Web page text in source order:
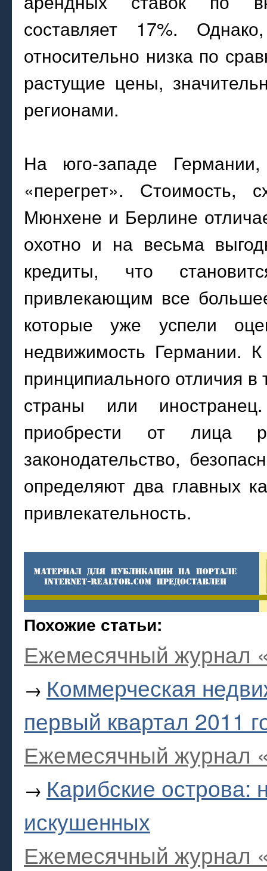
составляет 17%.
относительно низка по
растущие цены,
регионами.
На юго-западе
«перегрет».
Мюнхене и Берлине
охотно и на весьма
кредиты, что
привлекающим все
которые уже успели
недвижимость Германии.
принципиального отличия
страны или
приобрести от лица
законодательство,
определяют два главных
привлекательность.
Похожие статьи:
Ежемесячный журнал
→ Коммерческая
первый квартал 2011
Ежемесячный журнал
→ Карибские острова:
искушенных
Ежемесячный журнал